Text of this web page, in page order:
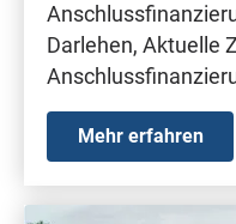
Darlehen, Aktuelle
Mehr erfahren